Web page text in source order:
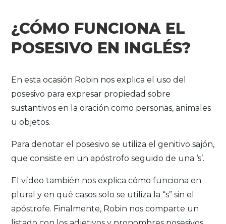
¿CÓMO FUNCIONA EL
POSESIVO EN INGLÉS?
En esta ocasión Robin nos explica el uso del
posesivo para expresar propiedad sobre
sustantivos en la oración como personas, animales
u objetos.
Para denotar el posesivo se utiliza el genitivo sajón,
que consiste en un apóstrofo seguido de una ‘s’.
El vídeo también nos explica cómo funciona en
plural y en qué casos solo se utiliza la “s” sin el
apóstrofe. Finalmente, Robin nos comparte un